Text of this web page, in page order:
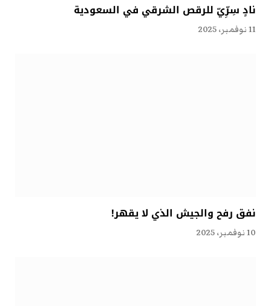
نادٍ سِرِّيّ للرقص الشرقي في السعودية
11 نوفمبر، 2025
نفق رفح والجيش الذي لا يقهر!
10 نوفمبر، 2025